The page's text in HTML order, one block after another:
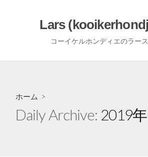
Lars
コーイケルホンディエのラース
ホーム >
Daily Archive: 2019